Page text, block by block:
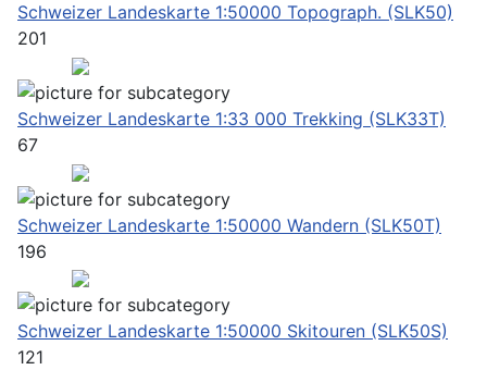
Schweizer Landeskarte 1:50000 Topograph. (SLK50)
201
Schweizer Landeskarte 1:33 000 Trekking (SLK33T)
67
Schweizer Landeskarte 1:50000 Wandern (SLK50T)
196
Schweizer Landeskarte 1:50000 Skitouren (SLK50S)
121